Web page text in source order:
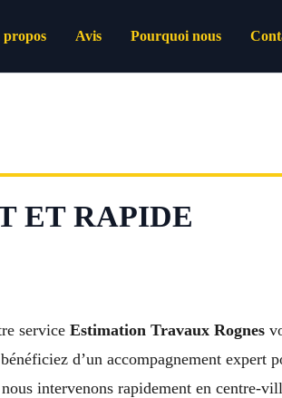
propos Avis Pourquoi nous
ET RAPIDE
service Estimation Travaux Rognes
d’un accompagnement expert
intervenons rapidement en centre-